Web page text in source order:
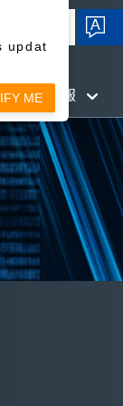
開示情報
updat
ME